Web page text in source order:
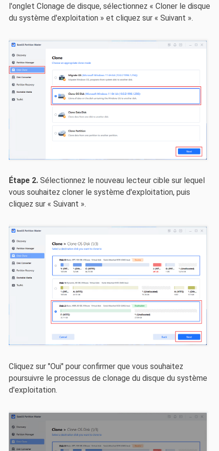
l'onglet Clonage de disque, sélectionnez « Cloner le disque
du système d'exploitation » et cliquez sur « Suivant ».
Étape 2.Sélectionnez le nouveau lecteur cible sur lequel
vous souhaitez cloner le système d'exploitation, puis
cliquez sur « Suivant ».
Cliquez sur "Oui" pour confirmer que vous souhaitez
poursuivre le processus de clonage du disque du système
d'exploitation.